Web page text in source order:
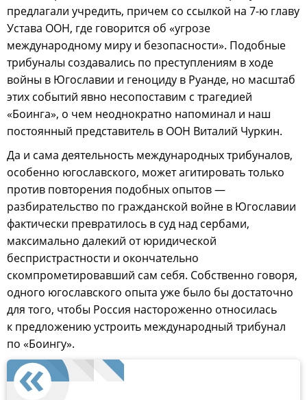
предлагали учредить, причем со ссылкой на 7-ю главу
Устава ООН, где говорится об «угрозе
международному миру и безопасности». Подобные
трибуналы создавались по преступлениям в ходе
войны в Югославии и геноциду в Руанде, но масштаб
этих событий явно несопоставим с трагедией
«Боинга», о чем неоднократно напоминал и наш
постоянный представитель в ООН Виталий Чуркин.
Да и сама деятельность международных трибуналов,
особенно югославского, может агитировать только
против повторения подобных опытов —
разбирательство по гражданской войне в Югославии
фактически превратилось в суд над сербами,
максимально далекий от юридической
беспристрастности и окончательно
скомпрометировавший сам себя. Собственно говоря,
одного югославского опыта уже было бы достаточно
для того, чтобы Россия настороженно относилась
к предложению устроить международный трибунал
по «Боингу».